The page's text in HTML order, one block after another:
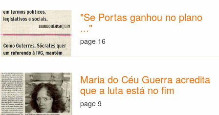
"Se Portas ganhou no plano
..."
page 16
Maria do Céu Guerra acredita
que a luta está no fim
page 9